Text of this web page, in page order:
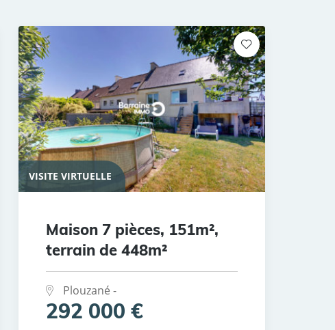
VISITE VIRTUELLE
Maison 7 pièces, 151m²,
terrain de 448m²
Plouzané -
292 000 €